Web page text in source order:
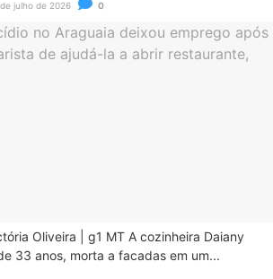
julho de 2026 0
Oliveira | g1 MT A cozinheira Daiany
33 anos, morta a facadas em um...